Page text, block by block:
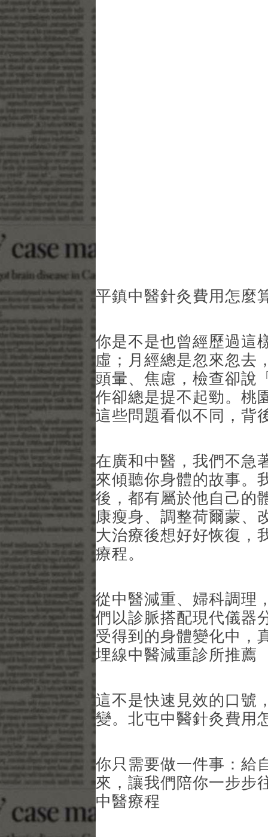
平鎮中醫針灸費用怎麼
你是不是也曾經歷過這
虛；月經總是忽來忽去
頭暈、焦慮，檢查卻說
作卻總是提不起勁。桃
這些問題看似不同，背
在廣和中醫，我們不急
來傾聽你身體的故事。
後，都有屬於他自己的
康瘦身、調整荷爾蒙、
大治療後想好好恢復，
療程。
從中醫減重、婦科調理
們以診脈搭配現代儀器
受得到的身體變化中，
埋線中醫減重診所推薦
這不是快速見效的口號
變。北屯中醫針灸費用
你只需要做一件事：給
來，讓我們陪你一步步
中醫療程